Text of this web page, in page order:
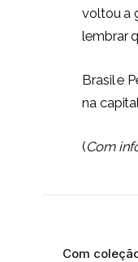
voltou a
lembrar
Brasil e
na
(Com
Com